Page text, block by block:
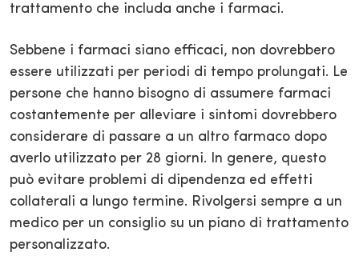
trattamento che includa anche i farmaci.
Sebbene i farmaci siano efficaci, non dovrebbero
essere utilizzati per periodi di tempo prolungati. Le
persone che hanno bisogno di assumere farmaci
costantemente per alleviare i sintomi dovrebbero
considerare di passare a un altro farmaco dopo
averlo utilizzato per 28 giorni. In genere, questo
può evitare problemi di dipendenza ed effetti
collaterali a lungo termine. Rivolgersi sempre a un
medico per un consiglio su un piano di trattamento
personalizzato.